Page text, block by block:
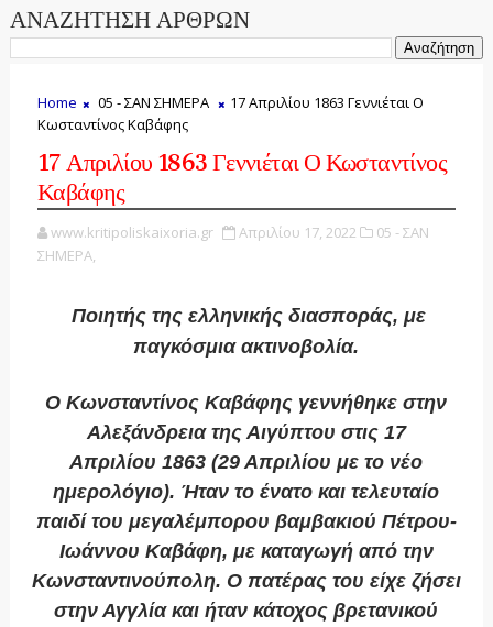
ΑΝΑΖΗΤΗΣΗ ΑΡΘΡΩΝ
Home 05 - ΣΑΝ ΣΗΜΕΡΑ
17 Απριλίου 1863 Γεννιέται Ο
Κωσταντίνος Καβάφης
17 Απριλίου 1863 Γεννιέται Ο Κωσταντίνος
Καβάφης
www.kritipoliskaixoria.gr Απριλίου 17, 2022
05 - ΣΑΝ
ΣΗΜΕΡΑ,
Ποιητής της ελληνικής διασποράς, με
παγκόσμια ακτινοβολία.
Ο Κωνσταντίνος Καβάφης γεννήθηκε στην
Αλεξάνδρεια της Αιγύπτου στις 17
Απριλίου 1863 (29 Απριλίου με το νέο
ημερολόγιο). Ήταν το ένατο και τελευταίο
παιδί του μεγαλέμπορου βαμβακιού Πέτρου-
Ιωάννου Καβάφη, με καταγωγή από την
Κωνσταντινούπολη. Ο πατέρας του είχε ζήσει
στην Αγγλία και ήταν κάτοχος βρετανικού